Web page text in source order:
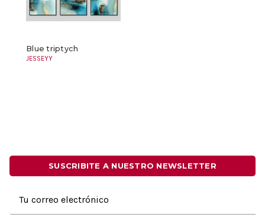
Blue triptych
JESSEYY
SUSCRIBITE A NUESTRO NEWSLETTER